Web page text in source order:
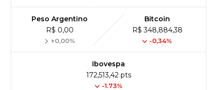
Peso Argentino
R$ 0,00
+0,00%
Bitcoin
R$ 348,884,38
-0,34%
Ibovespa
172,513,42 pts
-1.73%